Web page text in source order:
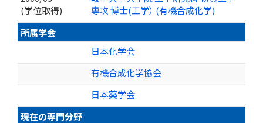
(学位取得)
専攻 博士(工学） (有機合成化学)
所属学会
日本化学会
有機合成化学協会
日本薬学会
現在の専門分野